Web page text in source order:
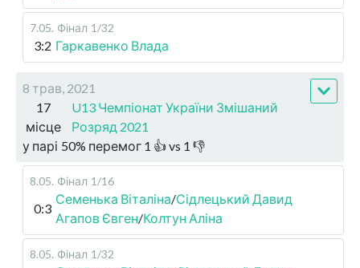
7.05. Фінал 1/32
3:2 Гаркавенко Влада
8 трав, 2021
17
місце
U13 Чемпіонат України Змішаний
Розряд 2021
у парі 50% перемог 1 👍 vs 1 👎
8.05. Фінал 1/16
0:3
Семенька Віталіна/Сідлецький Давид
Агапов Євген/Колтун Аліна
8.05. Фінал 1/32